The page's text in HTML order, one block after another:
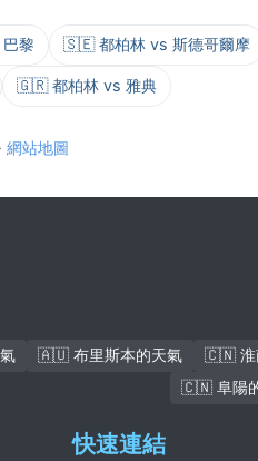
黎 🇸🇪 都柏林 vs 斯德哥爾摩
🇬🇷 都柏林 vs 雅典
· 網站地圖
🇦🇺 布里斯本的天氣 🇨🇳 淮
🇨🇳 阜陽
快速連結